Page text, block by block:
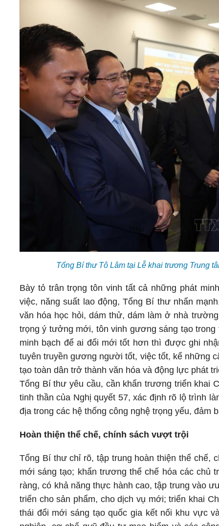
Tổng Bí thư Tô Lâm tại Lễ khai trương Trung
Bày tỏ trân trọng tôn vinh tất cả những phát
việc, năng suất lao động, Tổng Bí thư nhấn
văn hóa học hỏi, dám thử, dám làm ở nhà
trọng ý tưởng mới, tôn vinh gương sáng tạo
minh bạch để ai đổi mới tốt hơn thì được ghi
tuyên truyền gương người tốt, việc tốt, kể những
tạo toàn dân trở thành văn hóa và động lực phát
Tổng Bí thư yêu cầu, cần khẩn trương triển khai
tinh thần của Nghị quyết 57, xác định rõ lộ trình
địa trong các hệ thống công nghệ trọng yếu,
Hoàn thiện thể chế, chính sách vượt trội
Tổng Bí thư chỉ rõ, tập trung hoàn thiện thể chế,
mới sáng tạo; khẩn trương thể chế hóa các chủ
ràng, có khả năng thực hành cao, tập trung vào
triển cho sản phẩm, cho dịch vụ mới; triển khai
thái đổi mới sáng tạo quốc gia kết nối khu vực